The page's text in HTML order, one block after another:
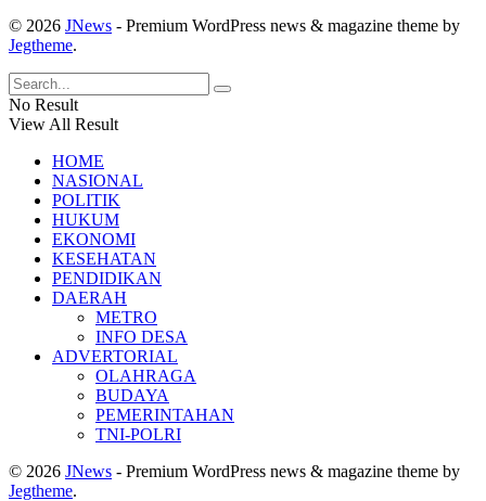
© 2026 JNews - Premium WordPress news & magazine theme by
Jegtheme.
No Result
View All Result
HOME
NASIONAL
POLITIK
HUKUM
EKONOMI
KESEHATAN
PENDIDIKAN
DAERAH
METRO
INFO DESA
ADVERTORIAL
OLAHRAGA
BUDAYA
PEMERINTAHAN
TNI-POLRI
© 2026 JNews - Premium WordPress news & magazine theme by
Jegtheme.